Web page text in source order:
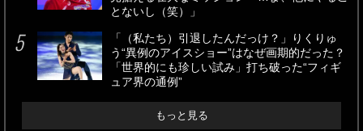
とないし（笑）」
「（私たち）引退したんだっけ？」りくりゅ
う“異例のアイスショー”はなぜ画期的だった？
「世界的にも珍しい試み」打ち破った“フィギ
ュア界の通例”
もっと見る